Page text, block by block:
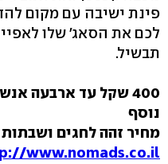
פינת ישיבה עם מקום
לכם את הסאג' שלו
תבשיל.
נוסף
מחיר זהה לחגים ושבתות
www.nomads.co.il